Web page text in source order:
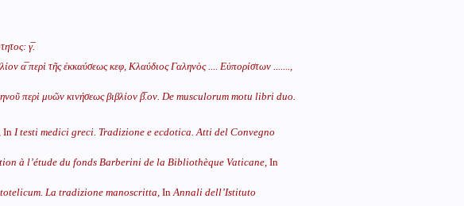
γ̅.
α̅ περὶ τῆς ἐκκαύσεως κεφ, Κλαύδιος Γαληνὸς .... Εὐπορίστων .......,
περὶ μυῶν κινήσεως βιβλίον β̅.ον. De musculorum motu libri duo.
In I testi medici greci. Tradizione e ecdotica. Atti del Convegno
à l’étude du fonds Barberini de la Bibliothèque Vaticane, In
La tradizione manoscritta, InAnnali dell’Istituto